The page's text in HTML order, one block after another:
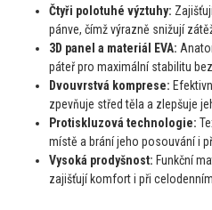
Čtyři polotuhé výztuhy:
pánve, čímž výrazně snižují
3D panel a materiál EVA:
páteř pro maximální stabilitu
Dvouvrstvá komprese:
zpevňuje střed těla a zlepšuje
Protiskluzová technologie:
místě a brání jeho posouvání i
Vysoká prodyšnost: Funkční
zajišťují komfort i při